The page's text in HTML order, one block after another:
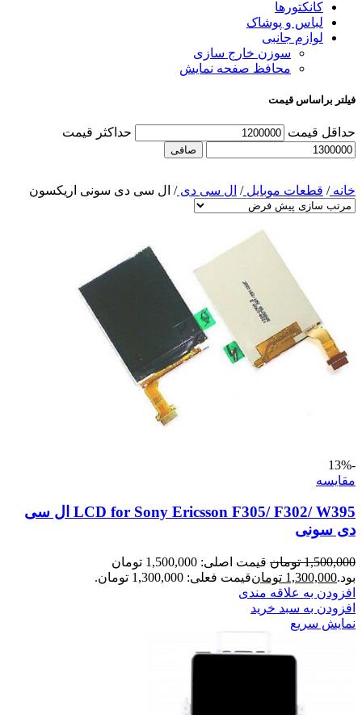
کانکتورها
لباس و پوشاک
لوازم جانبی
سوزن خارج سازی
محافظ صفحه نمایش
فیلتر براساس قیمت
حداقل قیمت حداكثر قيمت
صافی
خانه/ قطعات موبایل/ ال سی دی/ ال سی دی سونی اریکسون
-13%
مقايسه
LCD for Sony Ericsson F305/ F302/ W395 ال سی
دی سونی
1,500,000 تومان
قیمت اصلی: 1,500,000 تومان
بود.1,300,000 تومانقیمت فعلی: 1,300,000 تومان.
افزودن به علاقه مندی
افزودن به سبد خرید
نمایش سریع